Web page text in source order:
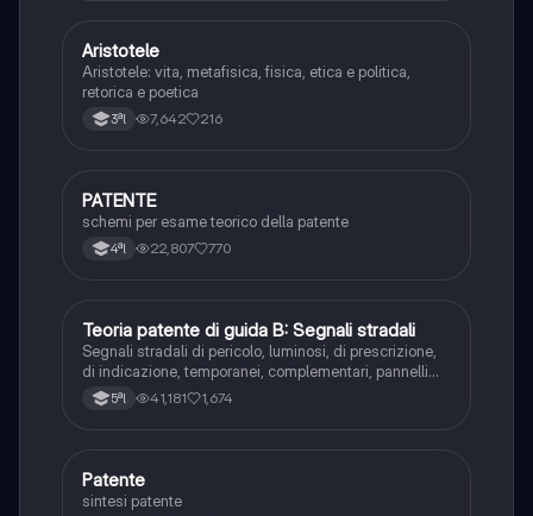
Filosofia
Aristotele
Aristotele: vita, metafisica, fisica, etica e politica,
retorica e poetica
3ªl 7,642 216
Altro
PATENTE
schemi per esame teorico della patente
4ªl 22,807 770
Ed. civ.
Teoria patente di guida B: Segnali stradali
Segnali stradali di pericolo, luminosi, di prescrizione,
di indicazione, temporanei, complementari, pannelli
integrativi, segnaletica orizzontale, segnalazioni
agenti del traffico, distanza di visibilità per l‘arresto,
5ªl 41,181 1,674
Altro
Patente
sintesi patente